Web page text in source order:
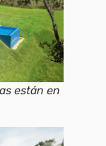
están en